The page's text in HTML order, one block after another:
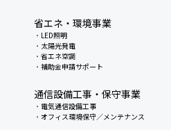
省エネ・環境事業
・ LED照明
・ 太陽光発電
・省エネ空調
・補助金申請サポート
通信設備工事・保守事業
・ 電気通信設備工事
・オフィス環境保守／メンテナンス